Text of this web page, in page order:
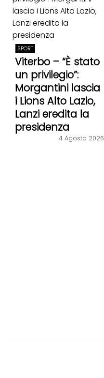
SPORT
Viterbo – “È stato
un privilegio”:
Morgantini lascia
i Lions Alto Lazio,
Lanzi eredita la
presidenza
4 Agosto 2026